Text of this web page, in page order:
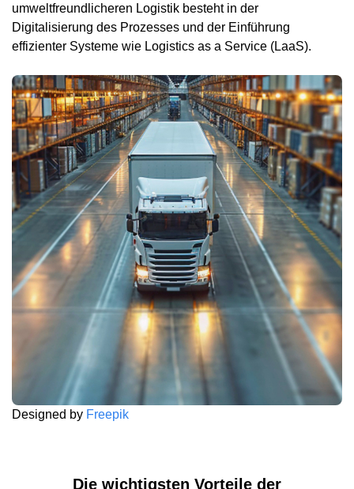
umweltfreundlicheren Logistik besteht in der
Digitalisierung des Prozesses und der Einführung
effizienter Systeme wie Logistics as a Service (LaaS).
Designed by Freepik
Die wichtigsten Vorteile der